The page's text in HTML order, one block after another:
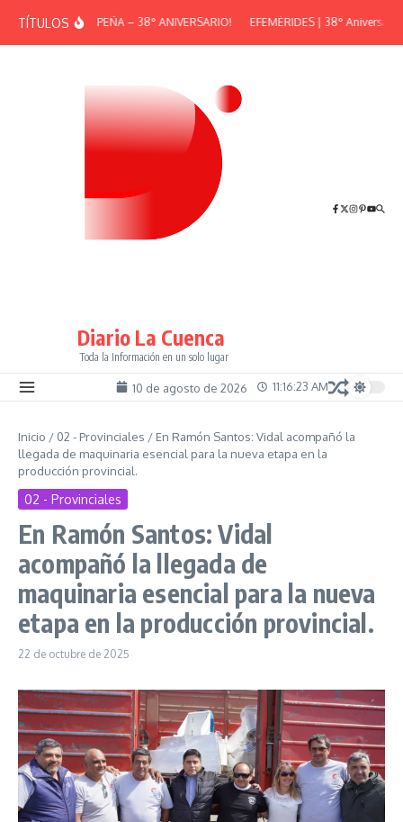
TÍTULOS¡GRAN PEÑA – 38° ANIVERSARIO! EFEMÉRIDES | 38°
Diario La Cuenca
Toda la Información en un solo lugar
10 de agosto de 2026 11:16:23 AM
Inicio / 02 - Provinciales / En Ramón Santos: Vidal acompañó la
llegada de maquinaria esencial para la nueva etapa en la
producción provincial.
02 - Provinciales
En Ramón Santos: Vidal
acompañó la llegada de
maquinaria esencial para la nueva
etapa en la producción provincial.
22 de octubre de 2025